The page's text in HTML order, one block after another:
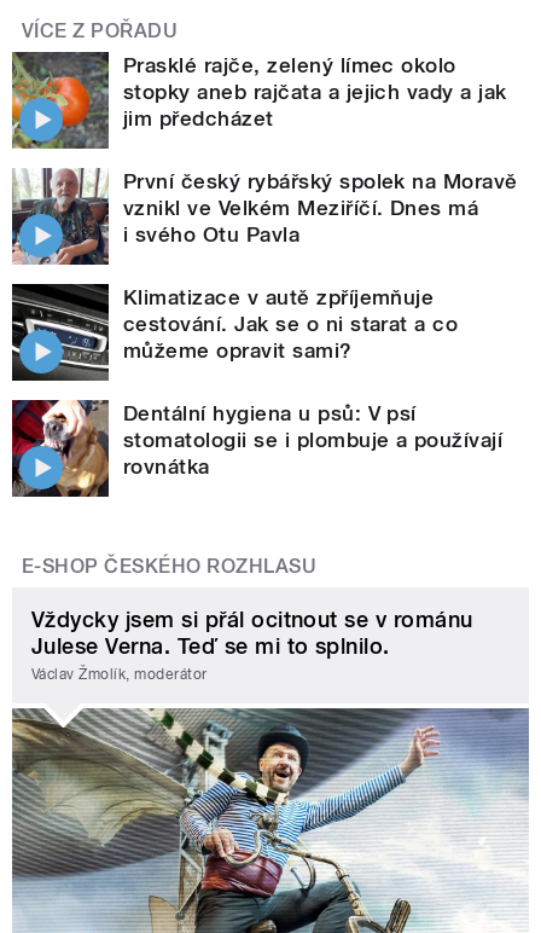
VÍCE Z POŘADU
Prasklé rajče, zelený límec okolo
stopky aneb rajčata a jejich vady a jak
jim předcházet
První český rybářský spolek na Moravě
vznikl ve Velkém Meziříčí. Dnes má
i svého Otu Pavla
Klimatizace v autě zpříjemňuje
cestování. Jak se o ni starat a co
můžeme opravit sami?
Dentální hygiena u psů: V psí
stomatologii se i plombuje a používají
rovnátka
E-SHOP ČESKÉHO ROZHLASU
Vždycky jsem si přál ocitnout se v románu
Julese Verna. Teď se mi to splnilo.
Václav Žmolík, moderátor